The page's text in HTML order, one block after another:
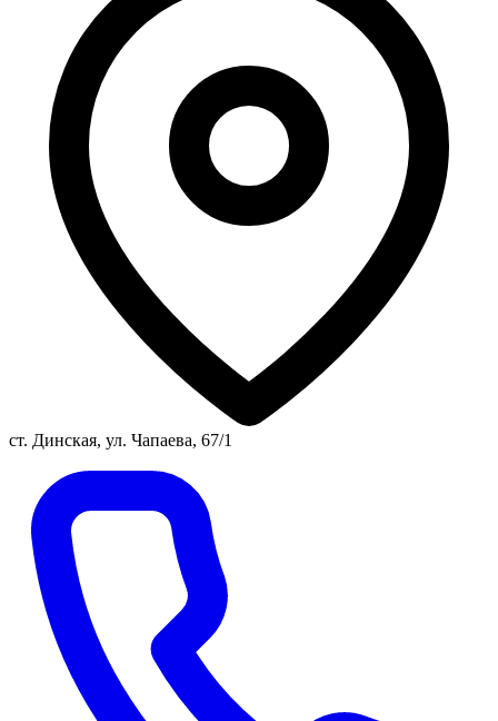
ст. Динская, ул. Чапаева, 67/1